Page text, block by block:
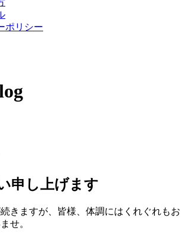
ポリシー
申し上げます
きますが、皆様、体調にはくれぐれもお
せ。